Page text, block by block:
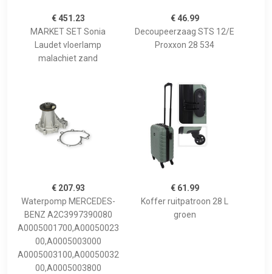
€ 451.23
MARKET SET Sonia
Laudet vloerlamp
malachiet zand
€ 46.99
Decoupeerzaag STS 12/E
Proxxon 28 534
€ 207.93
Waterpomp MERCEDES-
BENZ A2C3997390080
A0005001700,A00050023
00,A0005003000
A0005003100,A00050032
00,A0005003800
€ 61.99
Koffer ruitpatroon 28 L
groen